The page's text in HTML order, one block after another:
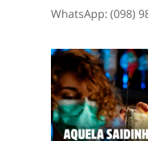
WhatsApp: (098)